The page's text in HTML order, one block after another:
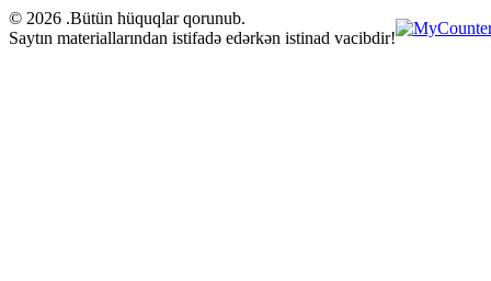
© 2026 .Bütün hüquqlar qorunub.
Saytın materiallarından istifadə edərkən istinad vacibdir!